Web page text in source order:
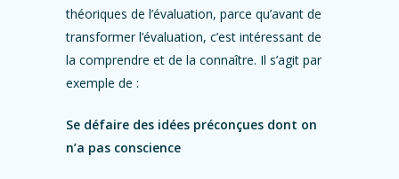
théoriques de l’évaluation, parce qu’avant de
transformer l’évaluation, c’est intéressant de
la comprendre et de la connaître. Il s’agit par
exemple de :
Se défaire des idées préconçues dont on
n’a pas conscience